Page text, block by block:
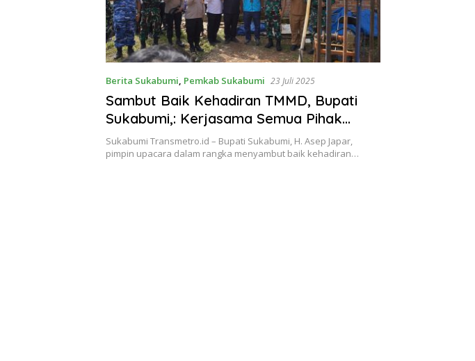
Berita Sukabumi, Pemkab Sukabumi 23 Juli 2025
Sambut Baik Kehadiran TMMD, Bupati
Sukabumi,: Kerjasama Semua Pihak
Wujudkan Sukabumi Sejahtera.
Sukabumi Transmetro.id – Bupati Sukabumi, H. Asep Japar,
pimpin upacara dalam rangka menyambut baik kehadiran…